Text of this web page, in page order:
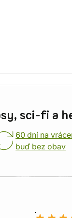
sci-fi a
60 dní na
buď bez obav